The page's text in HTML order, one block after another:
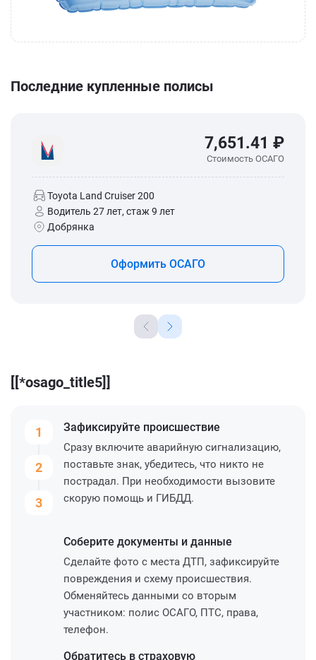
Последние купленные полисы
7,651.41 ₽
Стоимость ОСАГО
Toyota Land Cruiser 200
Водитель 27 лет, стаж 9 лет
Добрянка
Оформить ОСАГО
[[*osago_title5]]
1
2
3
Зафиксируйте происшествие
Сразу включите аварийную сигнализацию,
поставьте знак, убедитесь, что никто не
пострадал. При необходимости вызовите
скорую помощь и ГИБДД.
Соберите документы и данные
Сделайте фото с места ДТП, зафиксируйте
повреждения и схему происшествия.
Обменяйтесь данными со вторым
участником: полис ОСАГО, ПТС, права,
телефон.
Обратитесь в страховую